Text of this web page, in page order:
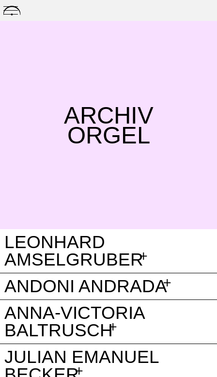
Skip
to
ARCHIV
ORGEL
LEONHARD
AMSELGRUBER
ANDONI ANDRADA
ANNA-VICTORIA
BALTRUSCH
JULIAN EMANUEL